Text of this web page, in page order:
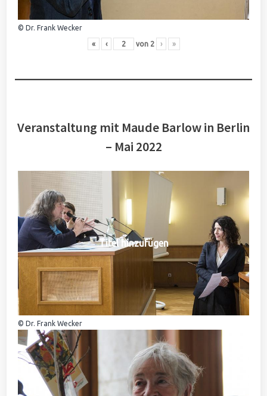
© Dr. Frank Wecker
« ‹ von 2 › »
Veranstaltung mit Maude Barlow in Berlin
– Mai 2022
Titel hinzufügen
© Dr. Frank Wecker